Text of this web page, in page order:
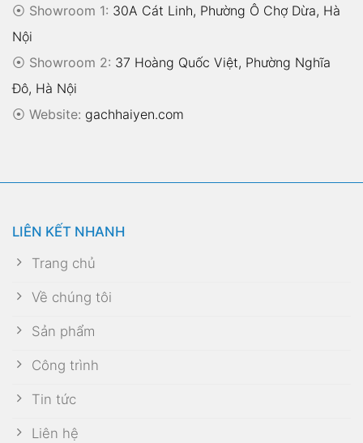
⦿ Showroom 1: 30A Cát Linh, Phường Ô Chợ Dừa, Hà
Nội
⦿ Showroom 2: 37 Hoàng Quốc Việt, Phường Nghĩa
Đô, Hà Nội
⦿ Website: gachhaiyen.com
LIÊN KẾT NHANH
Trang chủ
Về chúng tôi
Sản phẩm
Công trình
Tin tức
Liên hệ